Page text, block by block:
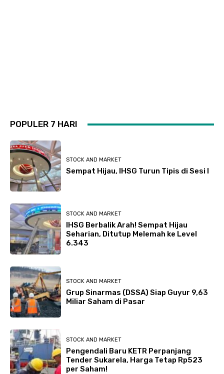
POPULER 7 HARI
STOCK AND MARKET
Sempat Hijau, IHSG Turun Tipis di Sesi I
STOCK AND MARKET
IHSG Berbalik Arah! Sempat Hijau
Seharian, Ditutup Melemah ke Level
6.343
STOCK AND MARKET
Grup Sinarmas (DSSA) Siap Guyur 9,63
Miliar Saham di Pasar
STOCK AND MARKET
Pengendali Baru KETR Perpanjang
Tender Sukarela, Harga Tetap Rp523
per Saham!